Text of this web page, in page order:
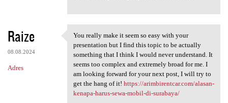
Raize
08.08.2024
Adres
You really make it seem so
You really make it seem so easy with your
presentation but I find this topic to be actually
something that I think I would never understand. It
seems too complex and extremely broad for me. I
am looking forward for your next post, I will try to
get the hang of it! https://arimbirentcar.com/alasan-
kenapa-harus-sewa-mobil-di-surabaya/